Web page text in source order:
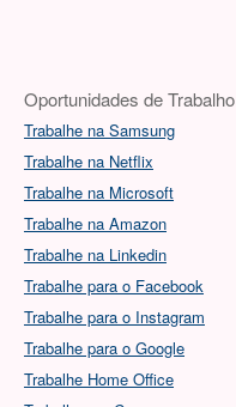
Oportunidades de Trabalho
Trabalhe na Samsung
Trabalhe na Netflix
Trabalhe na Microsoft
Trabalhe na Amazon
Trabalhe na Linkedin
Trabalhe para o Facebook
Trabalhe para o Instagram
Trabalhe para o Google
Trabalhe Home Office